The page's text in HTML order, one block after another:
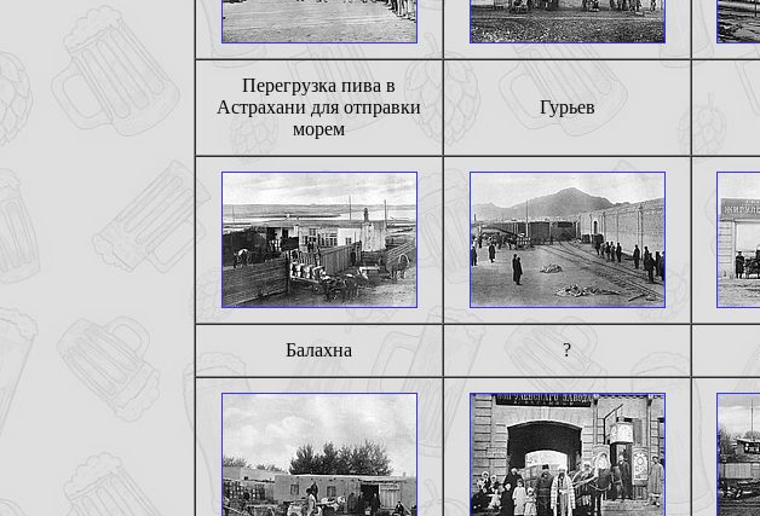
Перегрузка пива в
Астрахани для отправки
морем
Гурьев
Балахна ?